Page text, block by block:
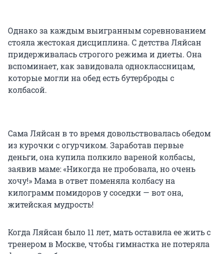
Однако за каждым выигранным соревнованием
стояла жестокая дисциплина. С детства Ляйсан
придерживалась строгого режима и диеты. Она
вспоминает, как завидовала одноклассницам,
которые могли на обед есть бутерброды с
колбасой.
Сама Ляйсан в то время довольствовалась обедом
из курочки с огурчиком. Заработав первые
деньги, она купила полкило вареной колбасы,
заявив маме: «Никогда не пробовала, но очень
хочу!» Мама в ответ поменяла колбасу на
килограмм помидоров у соседки — вот она,
житейская мудрость!
Когда Ляйсан было 11 лет, мать оставила ее жить с
тренером в Москве, чтобы гимнастка не потеряла